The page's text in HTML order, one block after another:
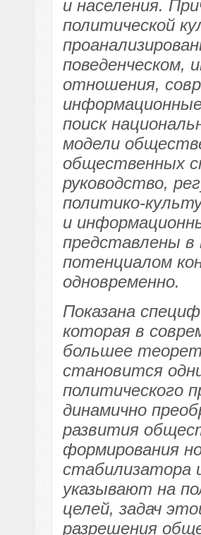
и населения.
политической
поведенческом,
отношения,
поиск
модели
общественных
руководство,
политико-
и
представлены
потенциалом
одновременно.
Показана
которая в
большее
становится
политического
динамично
развития
формирования
стабилизатора
указывают на
целей, задач
разрешения